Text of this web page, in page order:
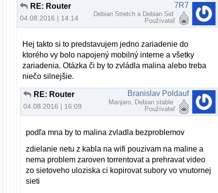
RE: Router
04.08.2016 | 14:14
7R7
Debian Stretch a Debian Sid
Používateľ
Hej takto si to predstavujem jedno zariadenie do
ktorého vy bolo napojený mobilný interne a všetky
zariadenia. Otázka či by to zvládla malina alebo treba
niečo silnejšie.
RE: Router
04.08.2016 | 16:09
Branislav Poldauf
Manjaro, Debian stable
Používateľ
podľa mna by to malina zvladla bezproblemov
zdielanie netu z kabla na wifi pouzivam na maline a
nema problem zaroven torrentovat a prehravat video
zo sietoveho uloziska ci kopirovat subory vo vnutornej
sieti